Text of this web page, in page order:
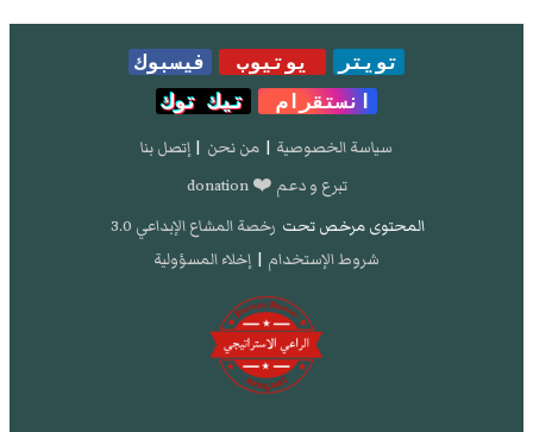
تويتر يوتيوب
فيسبوك
انستقرام
تيك توك
سياسة الخصوصية | من نحن | إتصل بنا
تبرع و دعم ❤️ donation
المحتوى مرخص تحت رخصة المشاع الإبداعي 3.0
شروط الإستخدام | إخلاء المسؤولية